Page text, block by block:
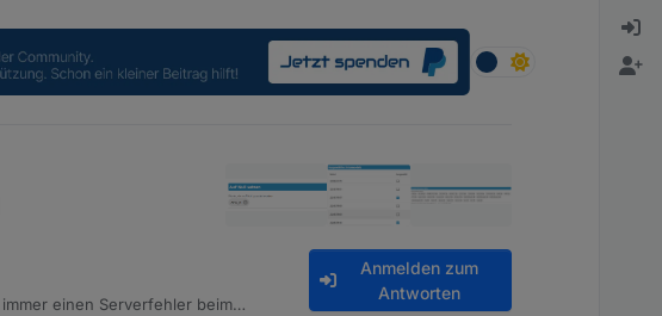
einen Serverfehler beim
Anmelden zum
Antworten